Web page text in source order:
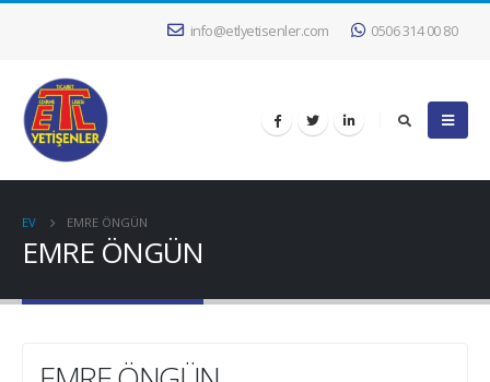
info@etlyetisenler.com 0506 314 00 80
EV EMRE ÖNGÜN
EMRE ÖNGÜN